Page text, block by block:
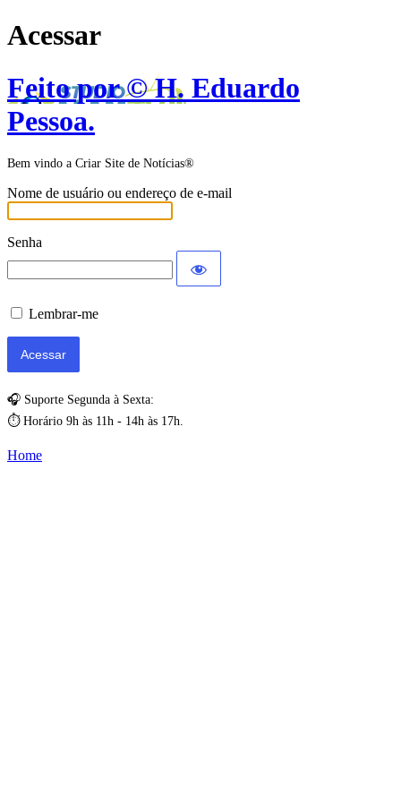
Acessar
Feito por © H. Eduardo
Pessoa.
Bem vindo a Criar Site de Notícias®
Nome de usuário ou endereço de e-mail
Senha
Lembrar-me
🎧 Suporte Segunda à Sexta:
⏱️ Horário 9h às 11h - 14h às 17h.
Home